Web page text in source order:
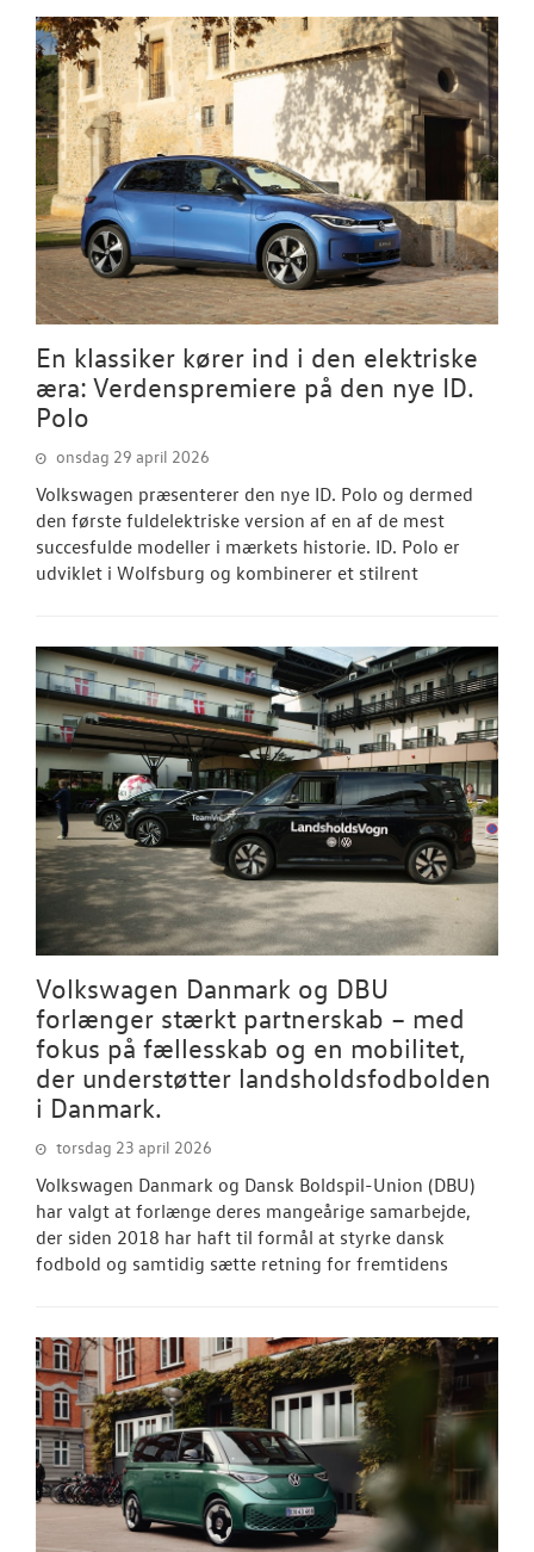
En klassiker kører ind i den elektriske
æra: Verdenspremiere på den nye ID.
Polo
onsdag 29 april 2026
Volkswagen præsenterer den nye ID. Polo og dermed
den første fuldelektriske version af en af de mest
succesfulde modeller i mærkets historie. ID. Polo er
udviklet i Wolfsburg og kombinerer et stilrent
Volkswagen Danmark og DBU
forlænger stærkt partnerskab – med
fokus på fællesskab og en mobilitet,
der understøtter landsholdsfodbolden
i Danmark.
torsdag 23 april 2026
Volkswagen Danmark og Dansk Boldspil-Union (DBU)
har valgt at forlænge deres mangeårige samarbejde,
der siden 2018 har haft til formål at styrke dansk
fodbold og samtidig sætte retning for fremtidens